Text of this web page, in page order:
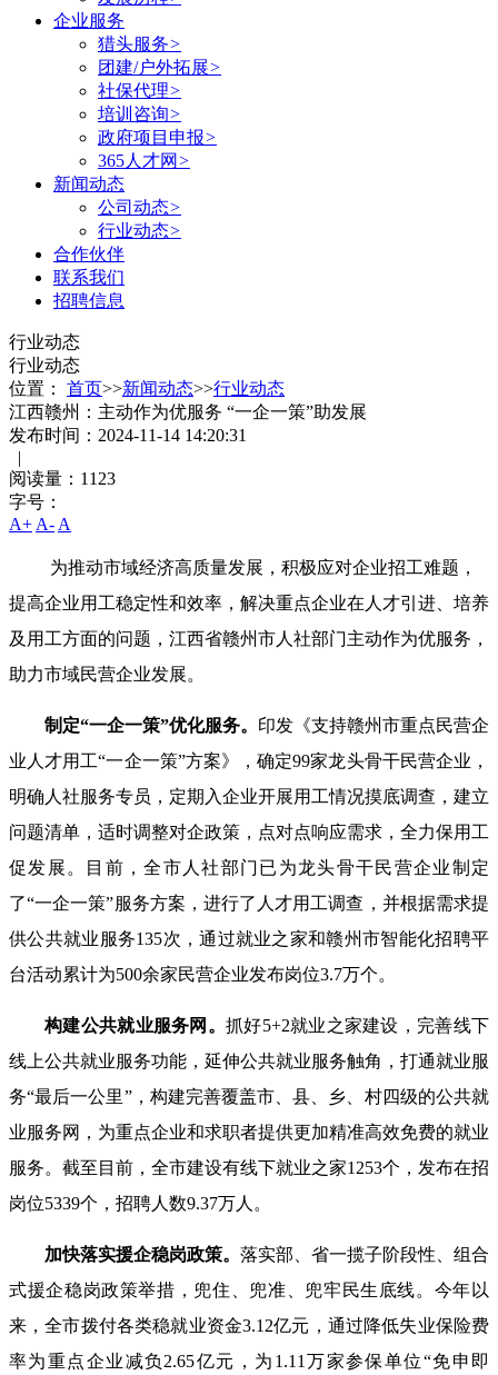
企业服务
猎头服务>
团建/户外拓展>
社保代理>
培训咨询>
政府项目申报>
365人才网 >
新闻动态
公司动态>
行业动态>
合作伙伴
联系我们
招聘信息
行业动态
行业动态
位置： 首页>>新闻动态>>行业动态
江西赣州：主动作为优服务 “一企一策”助发展
发布时间：2024-11-14 14:20:31
|
阅读量： 1123
字号：
A+ A- A
为推动市域经济高质量发展，积极应对企业招工难题，
提高企业用工稳定性和效率，解决重点企业在人才引进、培养
及用工方面的问题， 江西省赣州市人社部门主动作为优服务，
助力市域民营企业发展。
制定“一企一策”优化服务。 印发《支持赣州市重点民营企
业人才用工“一企一策”方案》，确定99家龙头骨干民营企业，
明确人社服务专员，定期入企业开展用工情况摸底调查，建立
问题清单，适时调整对企政策，点对点响应需求，全力保用工
促发展。目前，全市人社部门已为龙头骨干民营企业制定
了“一企一策”服务方案，进行了人才用工调查，并根据需求提
供公共就业服务135次，通过就业之家和赣州市智能化招聘平
台活动累计为500余家民营企业发布岗位3.7万个。
构建公共就业服务网。抓好5+2就业之家建设，完善线下
线上公共就业服务功能，延伸公共就业服务触角，打通就业服
务“最后一公里”，构建完善覆盖市、县、乡、村四级的公共就
业服务网，为重点企业和求职者提供更加精准高效免费的就业
服务。截至目前，全市建设有线下就业之家1253个，发布在招
岗位5339个，招聘人数9.37万人。
加快落实援企稳岗政策。 落实部、省一揽子阶段性、组合
式援企稳岗政策举措，兜住、兜准、兜牢民生底线。今年以
来，全市拨付各类稳就业资金3.12亿元，通过降低失业保险费
率为重点企业减负 2.65亿元，为 1.11 万家参保单位“免申即